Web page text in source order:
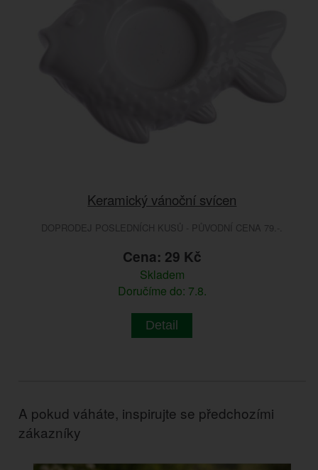
Keramický vánoční svícen
DOPRODEJ POSLEDNÍCH KUSŮ - PŮVODNÍ CENA 79.-.
Cena: 29 Kč
Skladem
Doručíme do: 7.8.
Detail
A pokud váháte, inspirujte se předchozími
zákazníky